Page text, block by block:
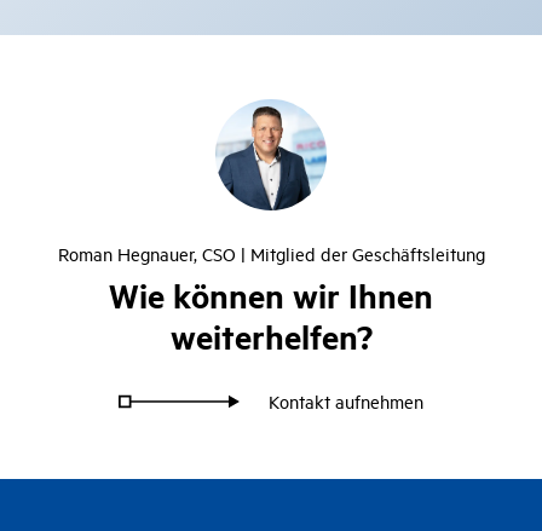
Roman Hegnauer, CSO | Mitglied der Geschäftsleitung
Wie können wir Ihnen
weiterhelfen?
Kontakt aufnehmen